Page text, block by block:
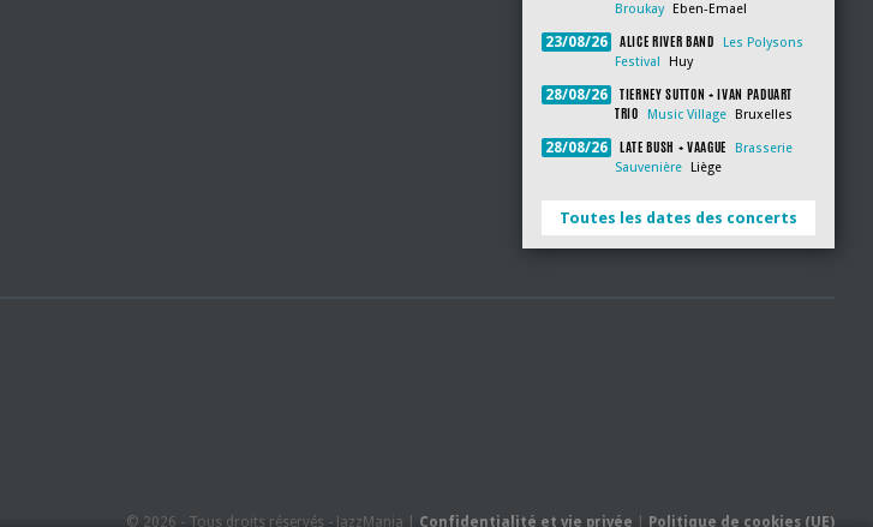
Broukay
Eben-Emael
23/08/26 ALICE RIVER BAND
Les Polysons
Festival
Huy
28/08/26
TIERNEY SUTTON + IVAN PADUART
TRIO
Music Village Bruxelles
28/08/26 LATE BUSH + VAAGUE
Brasserie
Sauvenière
Liège
Toutes les dates des concerts
© 2026 - Tous droits réservés - JazzMania | Confidentialité et vie privée Politique de cookies (UE)